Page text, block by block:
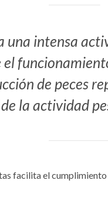
una intensa
de peces
la actividad
facilita el